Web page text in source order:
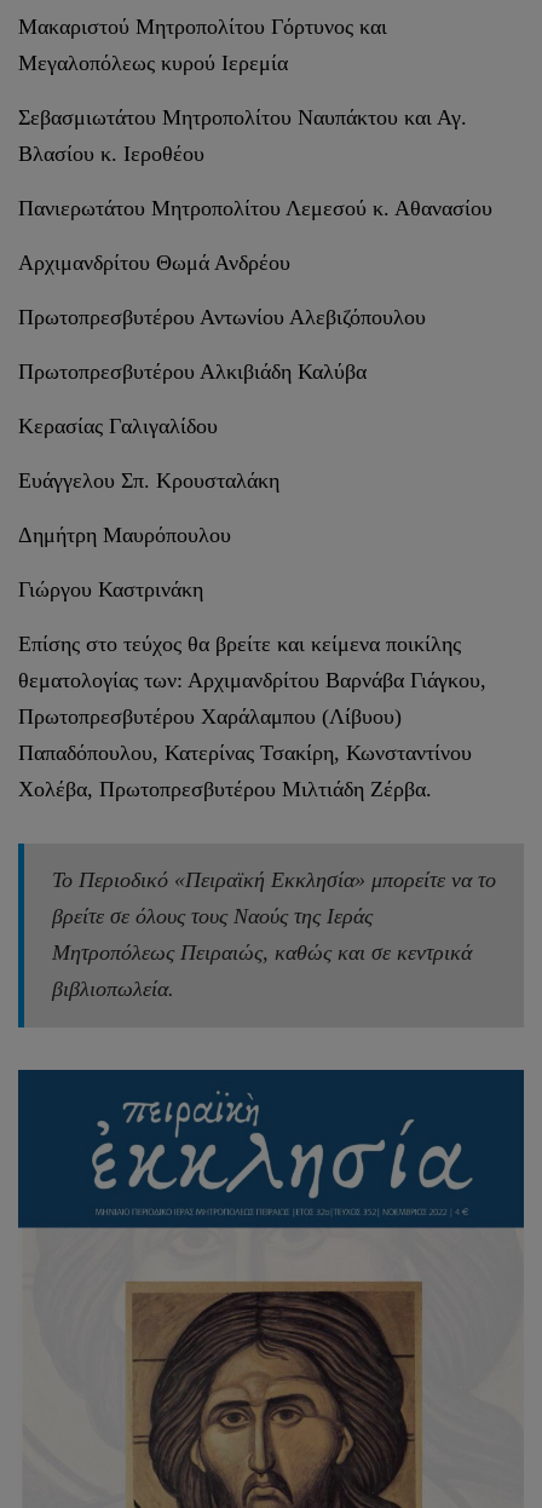
Μακαριστού Μητροπολίτου Γόρτυνος και
Μεγαλοπόλεως κυρού Ιερεμία
Σεβασμιωτάτου Μητροπολίτου Ναυπάκτου και Αγ.
Βλασίου κ. Ιεροθέου
Πανιερωτάτου Μητροπολίτου Λεμεσού κ. Αθανασίου
Αρχιμανδρίτου Θωμά Ανδρέου
Πρωτοπρεσβυτέρου Αντωνίου Αλεβιζόπουλου
Πρωτοπρεσβυτέρου Αλκιβιάδη Καλύβα
Κερασίας Γαλιγαλίδου
Ευάγγελου Σπ. Κρουσταλάκη
Δημήτρη Μαυρόπουλου
Γιώργου Καστρινάκη
Επίσης στο τεύχος θα βρείτε και κείμενα ποικίλης
θεματολογίας των: Αρχιμανδρίτου Βαρνάβα Γιάγκου,
Πρωτοπρεσβυτέρου Χαράλαμπου (Λίβυου)
Παπαδόπουλου, Κατερίνας Τσακίρη, Κωνσταντίνου
Χολέβα, Πρωτοπρεσβυτέρου Μιλτιάδη Ζέρβα.
Το Περιοδικό «Πειραϊκή Εκκλησία» μπορείτε να το
βρείτε σε όλους τους Ναούς της Ιεράς
Μητροπόλεως Πειραιώς, καθώς και σε κεντρικά
βιβλιοπωλεία.